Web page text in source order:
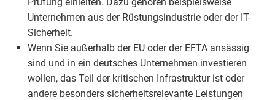
Unternehmen aus der Rüstungsindustrie oder der IT-
Sicherheit.
Wenn Sie außerhalb der EU oder der EFTA ansässig
sind und in ein deutsches Unternehmen investieren
wollen, das Teil der kritischen Infrastruktur ist oder
andere besonders sicherheitsrelevante Leistungen